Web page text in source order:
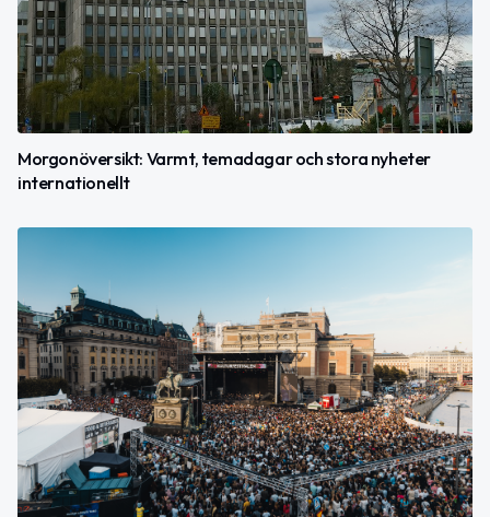
Morgonöversikt: Varmt, temadagar och stora nyheter
internationellt